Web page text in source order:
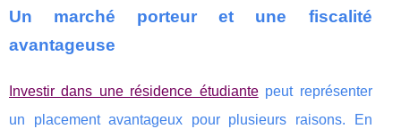
Un marché porteur et une fiscalité
avantageuse
Investir dans une résidence étudiantepeut représenter
un placement avantageux pour plusieurs raisons. En